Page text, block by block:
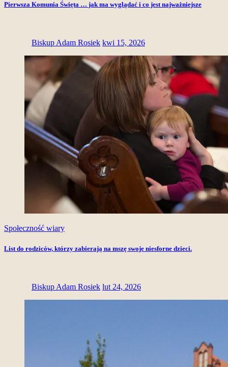
Pierwsza Komunia Święta … jak ma wyglądać i co jest najważniejsze
Biskup Adam Rosiek kwi 15, 2026
Społeczność wiary
List do rodziców, którzy zabierają na mszę swoje niesforne dzieci.
Biskup Adam Rosiek lut 24, 2026